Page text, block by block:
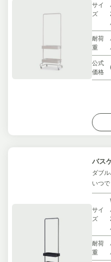
サイ
ズ
耐荷
重
公式
価格
バス
ダブ
いつ
サイ
ズ
耐荷
重